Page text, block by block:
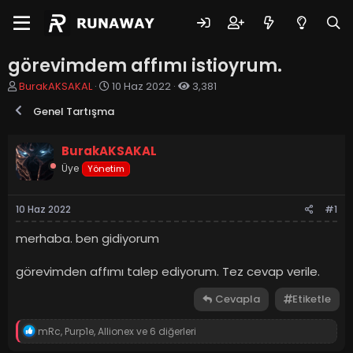
görevimdem affımı istioyrum.
K
n
y
u
b
a
l
a
t
n
BurakAKSAKAL
B
ş
n
g
a
r
h
10 Haz 2022
3,381
Genel Tartışma
BurakAKSAKAL
Üye Yönetim
10 Haz 2022 #1
merhaba. ben gidiyorum
görevimden affımı talep ediyorum. Tez cevap verile.
Cevapla Etiketle
T
e
mRc, Purp1e,Allionexve 6 diğerleri